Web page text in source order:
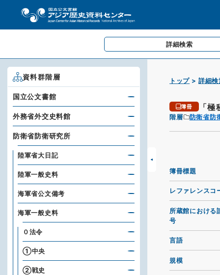
詳細検索
トップ 詳細検
簿冊 「
階層 防衛省防
簿冊標題
レファレンスコ
所蔵館における
号
言語
規模
資料群階層
国立公文書館
外務省外交史料館
防衛省防衛研究所
陸軍省大日記
陸軍一般史料
海軍省公文備考
海軍一般史料
０法令
①中央
②戦史